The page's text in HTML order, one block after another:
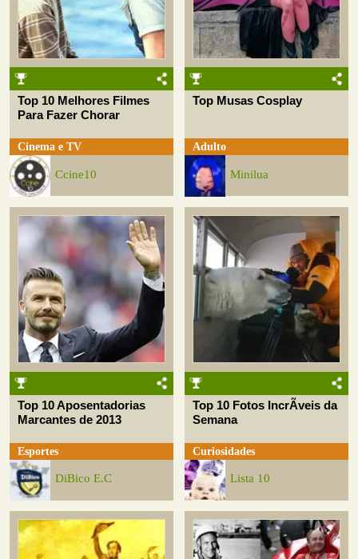
Top 10 Melhores Filmes
Para Fazer Chorar
Cinema e TV
Ccine10
Top Musas Cosplay
Adulto
Minilua
Top 10 Aposentadorias
Marcantes de 2013
Esportes
DiBico E.C
Top 10 Fotos IncrÃ­veis da
Semana
Curiosidades
Lista 10